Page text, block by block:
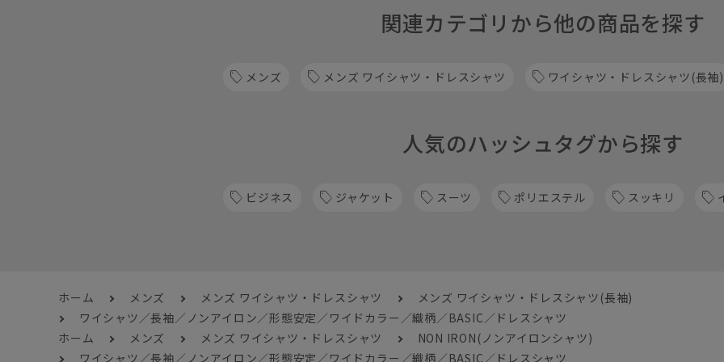
関連カテゴリから他の商品を探す
メンズ メンズ ワイシャツ・ドレスシャツ ワイシャツ・ドレスシャツ(長袖)
人気のハッシュタグから探す
ビジネス ジャケット スーツ ポリエステル スッキリ
ホーム メンズ メンズ ワイシャツ・ドレスシャツ
メンズ ワイシャツ・ドレスシャツ(長袖)
ワイシャツ／長袖／ノンアイロン／形態安定／ワイドカラー／織柄／BASIC／ドレスシャツ
ホーム
メンズ メンズ ワイシャツ・ドレスシャツ
NON IRON(ノンアイロンシャツ)
ワイシャツ／長袖／ノンアイロン／形態安定／ワイドカラー／織柄／BASIC／ドレスシャツ